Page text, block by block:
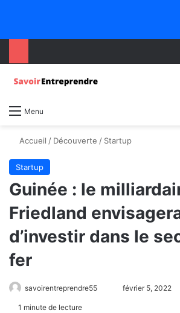
Menu
Accueil / Découverte / Startup
Startup
Guinée : le
Friedland
d’investir dans le
fer
savoirentreprendre55 février 5, 2022
1 minute de lecture